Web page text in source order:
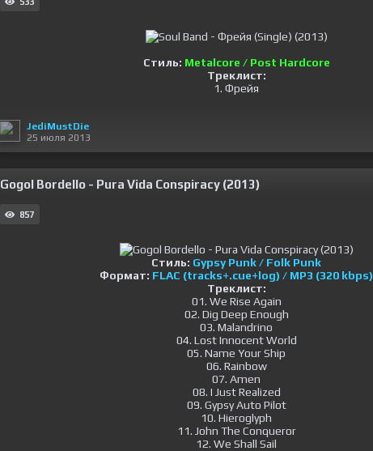
Стиль: Metalcore / Post Hardcore
Треклист:
1. Фрейя
JediMustDie
25 июля 2013
Gogol Bordello - Pura Vida Conspiracy (2013)
857
Стиль: Gypsy Punk / Folk Punk
Формат: FLAC (tracks+.cue+log) / MP3 (320 kbps)
Треклист:
01. We Rise Again
02. Dig Deep Enough
03. Malandrino
04. Lost Innocent World
05. Name Your Ship
06. Rainbow
07. Amen
08. I Just Realized
09. Gypsy Auto Pilot
10. Hieroglyph
11. John The Conqueror
12. We Shall Sail